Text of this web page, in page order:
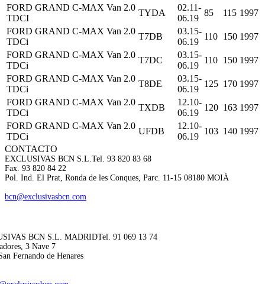
FORD GRAND C-MAX Van 2.0
TDCI
TYDA
02.11-
06.19
85 115 1997
FORD GRAND C-MAX Van 2.0
TDCi
T7DB
03.15-
06.19
110 150 1997
FORD GRAND C-MAX Van 2.0
TDCi
T7DC
03.15-
06.19
110 150 1997
FORD GRAND C-MAX Van 2.0
TDCi
T8DE
03.15-
06.19
125 170 1997
FORD GRAND C-MAX Van 2.0
TDCi
TXDB
12.10-
06.19
120 163 1997
FORD GRAND C-MAX Van 2.0
TDCi
UFDB
12.10-
06.19
103 140 1997
CONTACTO
EXCLUSIVAS BCN S.L. Tel. 93 820 83 68
Fax. 93 820 84 22
Pol. Ind. El Prat, Ronda de les Conques, Parc. 11-15 08180 MOIÀ
bcn@exclusivasbcn.com
BCN S.L. MADRIDTel. 91 069 13 74
3 Nave 7
Fernando de Henares